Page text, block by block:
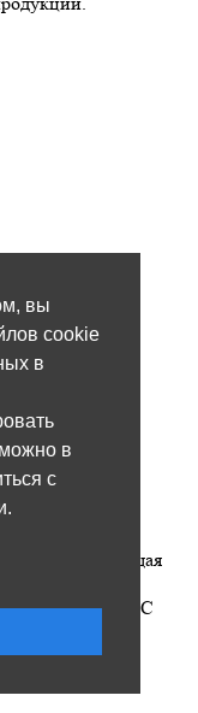
вы
cookie
в
в
с
Горнодобывающая
долота/PDC